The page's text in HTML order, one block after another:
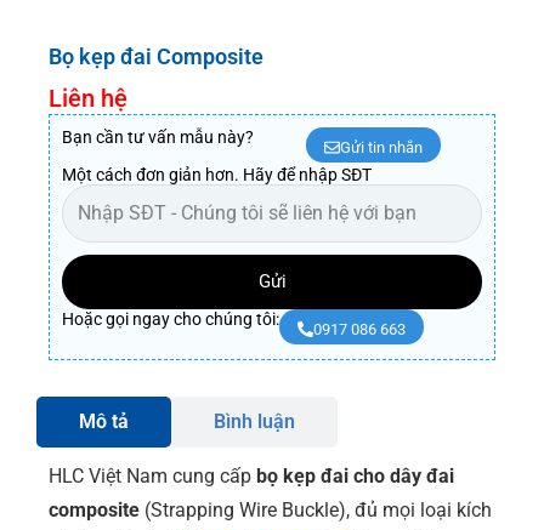
Bọ kẹp đai Composite
Liên hệ
Bạn cần tư vấn mẫu này?
Gửi tin nhắn
Một cách đơn giản hơn. Hãy để nhập SĐT
Gửi
Hoặc gọi ngay cho chúng tôi:
0917 086 663
Mô tả Bình luận
HLC Việt Nam cung cấp bọ kẹp đai cho dây đai
composite (Strapping Wire Buckle), đủ mọi loại kích